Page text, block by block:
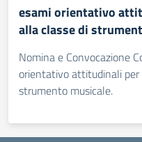
esami orientativo
alla classe di
Nomina e Convocazione
orientativo attitudinali per
strumento musicale.